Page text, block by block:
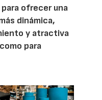
ofrecer una
dinámica,
y atractiva
para